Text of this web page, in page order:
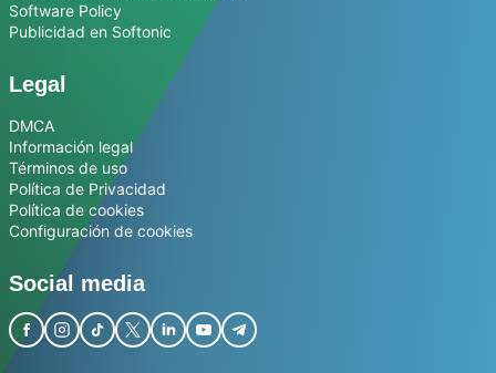
Software Policy
Publicidad en Softonic
Legal
DMCA
Información legal
Términos de uso
Política de Privacidad
Política de cookies
Configuración de cookies
Social media